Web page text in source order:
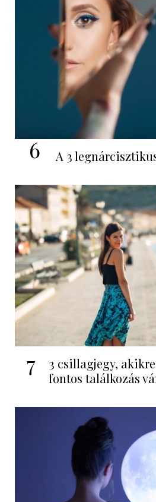
6 A 3
7
3 csillagjegy,
fontos találkozás